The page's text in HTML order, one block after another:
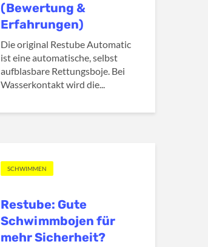
(Bewertung &
Erfahrungen)
Die original Restube Automatic
ist eine automatische, selbst
aufblasbare Rettungsboje. Bei
Wasserkontakt wird die...
SCHWIMMEN
Restube: Gute
Schwimmbojen für
mehr Sicherheit?